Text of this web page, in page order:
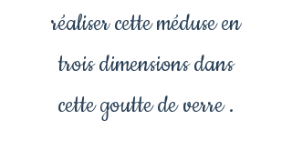
réaliser cette méduse en
trois dimensions dans
cette goutte de verre .